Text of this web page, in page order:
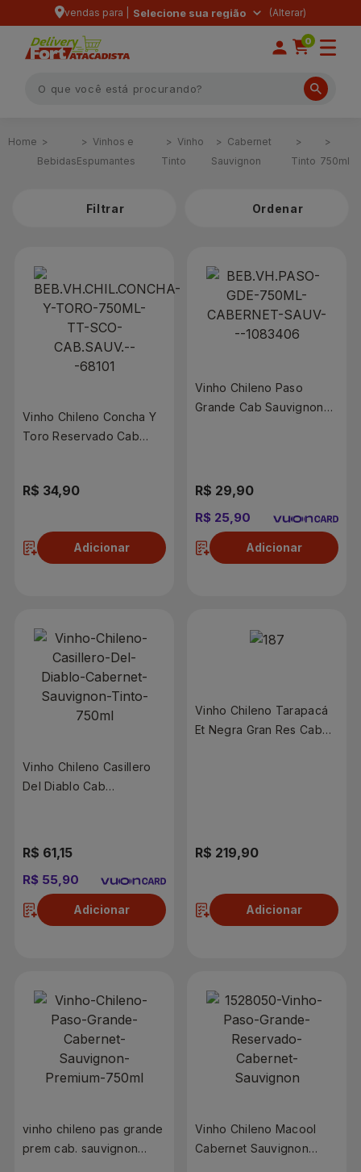
vendas para | Selecione sua região
0
Bebidas
Vinhos e
Espumantes
Vinho
Tinto
Cabernet
Sauvignon
Tinto 750ml
Filtrar
Vinho Chileno Concha Y
Toro Reservado Cab
R$ 34,90
Adicionar
Vinho Chileno Paso
Grande Cab Sauvignon
R$ 29,90
R$ 25,90
Adicionar
Vinho Chileno Casillero
Del Diablo Cab
R$ 61,15
R$ 55,90
Adicionar
Vinho Chileno Tarapacá
Et Negra Gran Res Cab
R$ 219,90
Adicionar
vinho chileno pas grande
prem cab. sauvignon
Vinho Chileno Macool
Cabernet Sauvignon